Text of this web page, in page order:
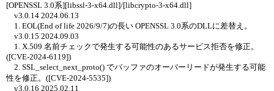
[OPENSSL 3.0系][libssl-3-x64.dll]/[libcrypto-3-x64.dll]
v3.0.14 2024.06.13
1. EOL(End of life 2026/9/7)の長い OPENSSL 3.0系のDLLに差替え。
v3.0.15 2024.09.03
1. X.509 名前チェックで発生する可能性のあるサービス拒否を修正。
([CVE-2024-6119])
2. SSL_select_next_proto() でバッファのオーバーリードが発生する可能
性を修正。([CVE-2024-5535])
v3.0.16 2025.02.11